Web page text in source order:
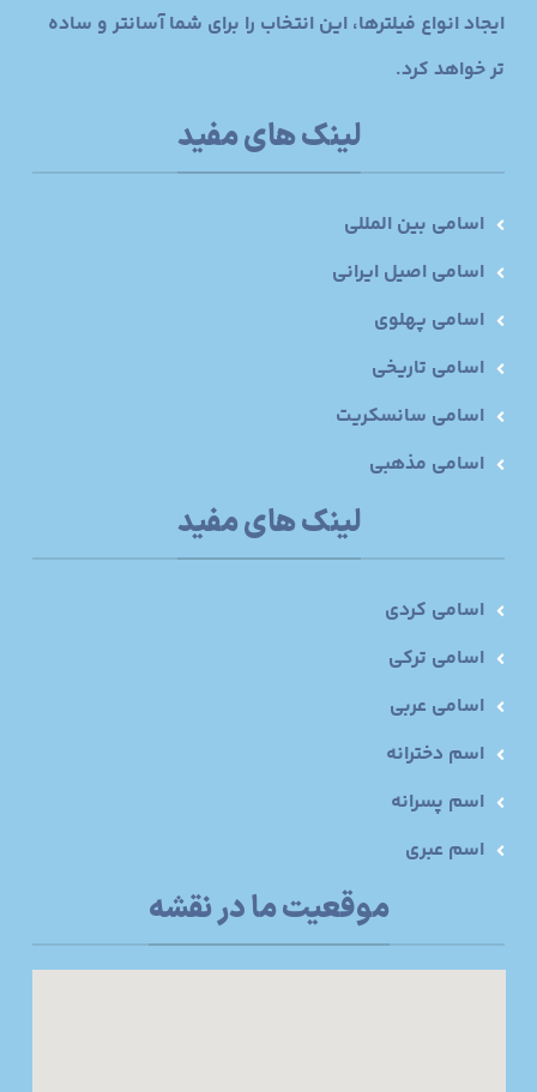
ایجاد انواع فیلترها، این انتخاب را برای شما آسانتر و ساده
تر خواهد کرد.
لینک های مفید
اسامی بین المللی
اسامی اصیل ایرانی
اسامی پهلوی
اسامی تاریخی
اسامی سانسکریت
اسامی مذهبی
لینک های مفید
اسامی کردی
اسامی ترکی
اسامی عربی
اسم دخترانه
اسم پسرانه
اسم عبری
موقعیت ما در نقشه